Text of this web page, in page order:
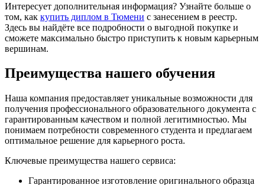
Интересует дополнительная информация? Узнайте больше о
том, как купить диплом в Тюмени с занесением в реестр.
Здесь вы найдёте все подробности о выгодной покупке и
сможете максимально быстро приступить к новым карьерным
вершинам.
Преимущества нашего обучения
Наша компания предоставляет уникальные возможности для
получения профессионального образовательного документа с
гарантированным качеством и полной легитимностью. Мы
понимаем потребности современного студента и предлагаем
оптимальное решение для карьерного роста.
Ключевые преимущества нашего сервиса:
Гарантированное изготовление оригинального образца